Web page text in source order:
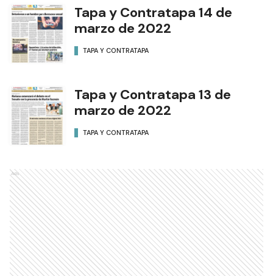
Tapa y Contratapa 14 de
marzo de 2022
TAPA Y CONTRATAPA
Tapa y Contratapa 13 de
marzo de 2022
TAPA Y CONTRATAPA
Ads